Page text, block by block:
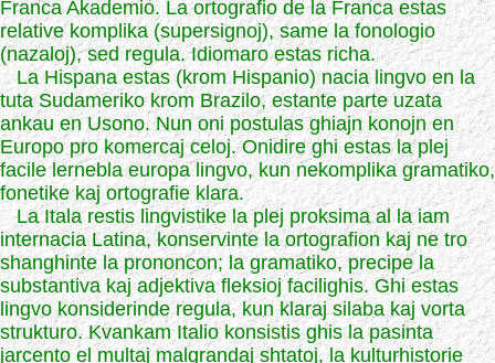
Franca Akademio. La ortografio de la Franca estas
relative komplika (supersignoj), same la fonologio
(nazaloj), sed regula. Idiomaro estas richa.
La Hispana estas (krom Hispanio) nacia lingvo en la
tuta Sudameriko krom Brazilo, estante parte uzata
ankau en Usono. Nun oni postulas ghiajn konojn en
Europo pro komercaj celoj. Onidire ghi estas la plej
facile lernebla europa lingvo, kun nekomplika gramatiko,
fonetike kaj ortografie klara.
La Itala restis lingvistike la plej proksima al la iam
internacia Latina, konservinte la ortografion kaj ne tro
shanghinte la prononcon; la gramatiko, precipe la
substantiva kaj adjektiva fleksioj facilighis. Ghi estas
lingvo konsiderinde regula, kun klaraj silaba kaj vorta
strukturo. Kvankam Italio konsistis ghis la pasinta
jarcento el multaj malgrandaj shtatoj, la kulturhistorie